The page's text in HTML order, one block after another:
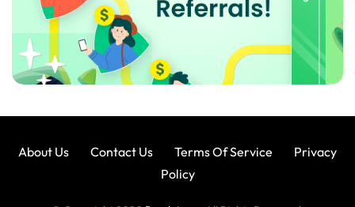
About Us Contact Us Terms Of Service
Privacy
Policy